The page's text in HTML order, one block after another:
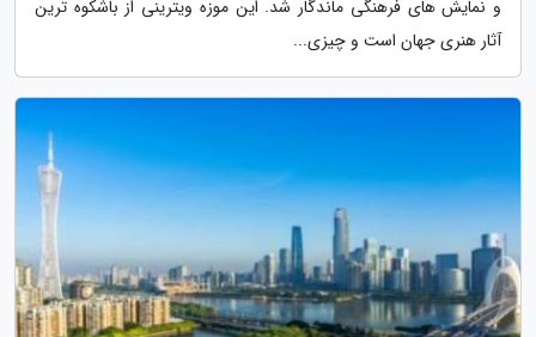
و نمایش های فرهنگی ماندگار شد. این موزه ویترینی از باشکوه ترین
آثار هنری جهان است و چیزی...